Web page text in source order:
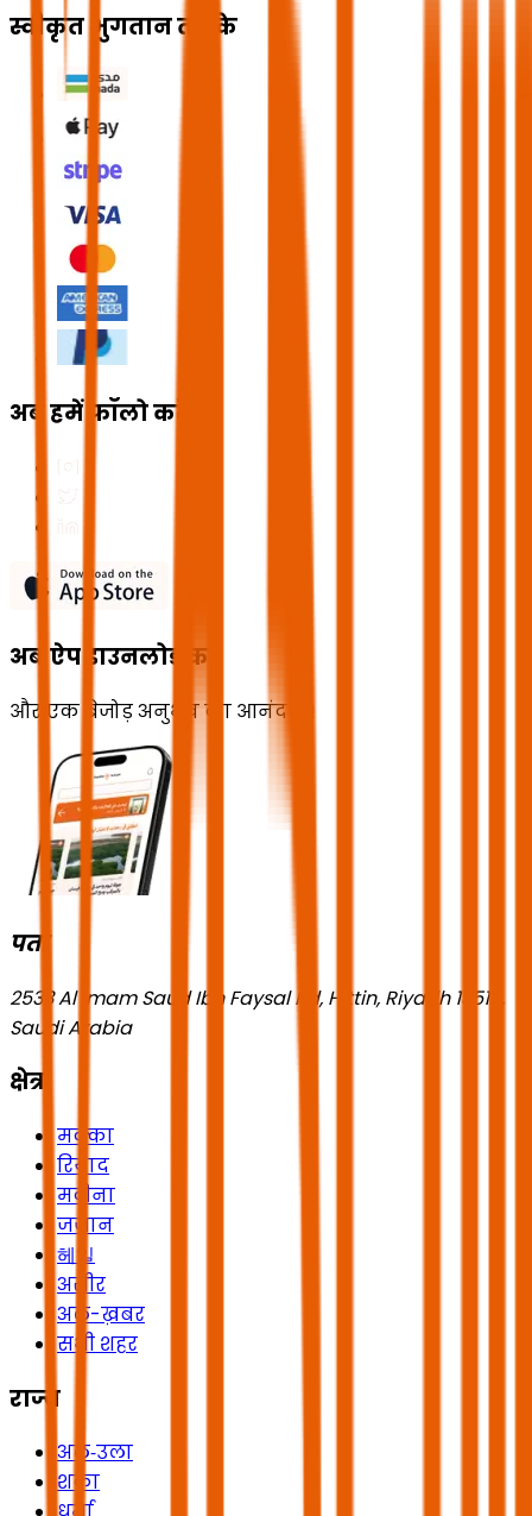
स्वीकृत भुगतान तरीके
अब हमें फॉलो करें
अब ऐप डाउनलोड करें
और एक बेजोड़ अनुभव का आनंद लें!
पता
2533 Al Imam Saud Ibn Faysal Rd, Hittin, Riyadh 13518,
Saudi Arabia
क्षेत्र
मक्का
रियाद
मदीना
जज़ान
헤일
असीर
अल-ख़बर
सभी शहर
राज्य
अल‑उला
शक्रा